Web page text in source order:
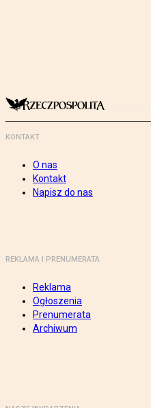
KONTAKT
O nas
Kontakt
Napisz do nas
REKLAMA I PRENUMERATA
Reklama
Ogłoszenia
Prenumerata
Archiwum